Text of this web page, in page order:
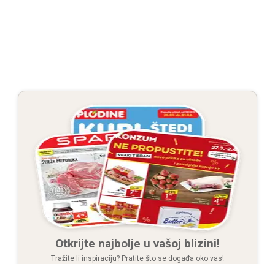
Otkrijte najbolje u vašoj blizini!
Tražite li inspiraciju? Pratite što se događa oko vas!